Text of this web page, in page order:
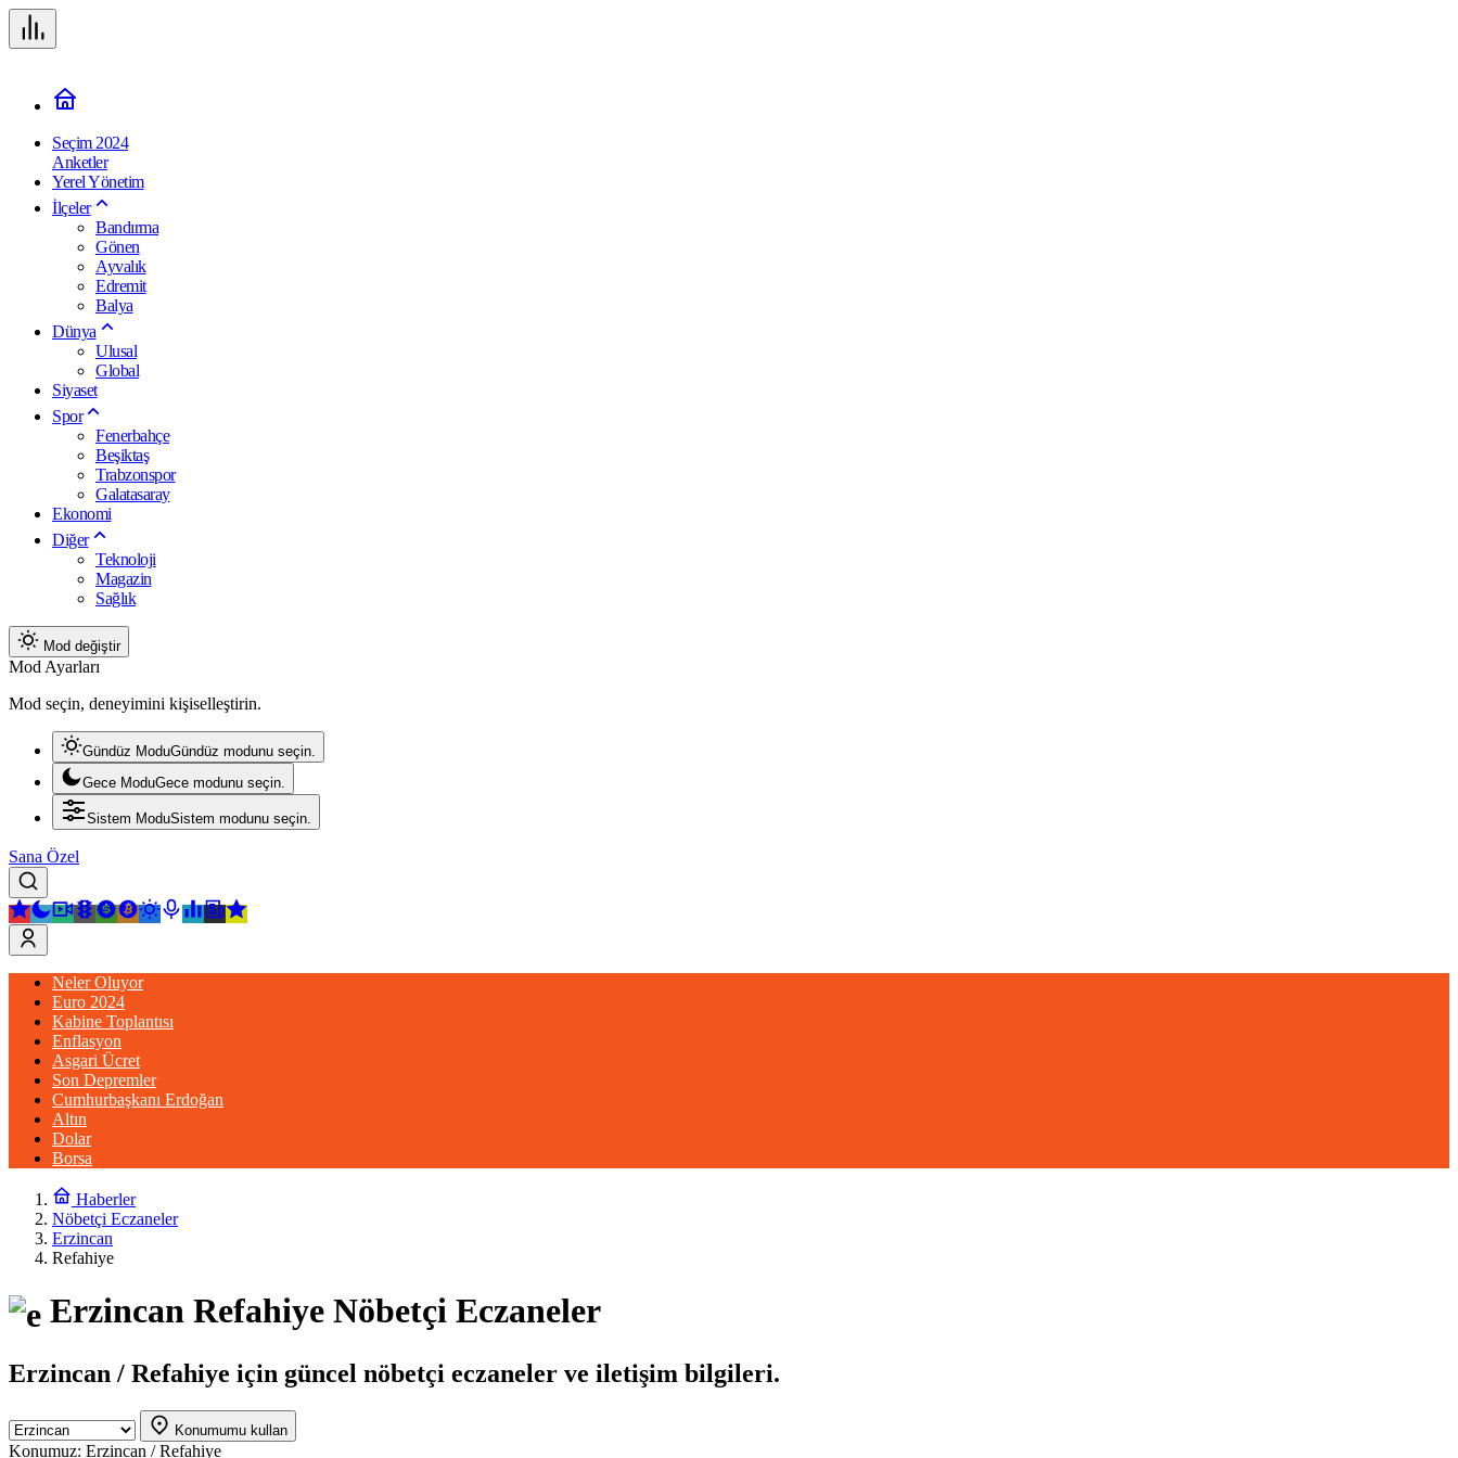
Seçim 2024
Anketler
Yerel Yönetim
İlçeler
Bandırma
Gönen
Ayvalık
Edremit
Balya
Dünya
Ulusal
Global
Siyaset
Spor
Fenerbahçe
Beşiktaş
Trabzonspor
Galatasaray
Ekonomi
Diğer
Teknoloji
Magazin
Sağlık
Mod değiştir
Mod Ayarları
Mod seçin, deneyimini kişiselleştirin.
Gündüz ModuGündüz modunu seçin.
Gece ModuGece modunu seçin.
Sistem ModuSistem modunu seçin.
Sana Özel
Neler Oluyor
Euro 2024
Kabine Toplantısı
Enflasyon
Asgari Ücret
Son Depremler
Cumhurbaşkanı Erdoğan
Altın
Dolar
Borsa
Haberler
Nöbetçi Eczaneler
Erzincan
Refahiye
Erzincan Refahiye Nöbetçi Eczaneler
Erzincan / Refahiye için güncel nöbetçi eczaneler ve iletişim bilgileri.
Konumumu kullan
Konumuz: Erzincan / Refahiye